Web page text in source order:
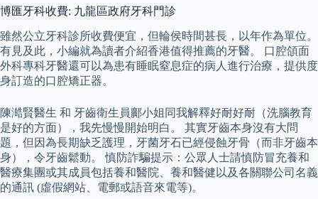
博匯牙科收費: 九龍區政府牙科門診
雖然公立牙科診所收費便宜，但輪侯時間甚長，以年作為單位。
有見及此，小編就為讀者介紹香港值得推薦的牙醫。 口腔頜面
外科專科牙醫還可以為患有睡眠窒息症的病人進行治療，提供度
身訂造的口腔矯正器。
陳澔賢醫生 和 牙齒衛生員鄺小姐同我解釋好耐好耐（洗腦教育
是好的方面），我先慢慢開始明白。 其實牙齒本身沒有大問
題，但因為長期缺乏護理，牙菌牙石已經侵蝕牙骨（而非牙齒本
身），令牙齒鬆動。 慎防詐騙提示：公眾人士請慎防冒充養和
醫療集團或其成員包括養和醫院、養和醫健以及各關聯公司名義
的通訊 (虛假網站、電郵或語音來電等)。